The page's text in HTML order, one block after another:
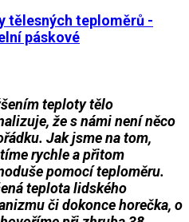
tělesných teploměrů -
páskové
teploty tělo
že s námi není něco
Jak jsme na tom,
rychle a přitom
pomocí teploměru.
teplota lidského
či dokonce horečka, o